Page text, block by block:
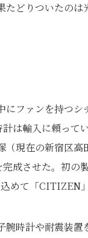
たどりついたの
にファンを持つ
は輸入に頼っ
（現在の新宿区
成させた。初の
めて「CITIZEN
腕時計や耐震装